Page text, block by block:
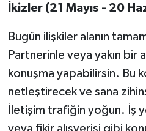
İkizler (21 Mayıs - 20
Bugün ilişkiler alanın
Partnerinle veya yakın bir
konuşma yapabilirsin. Bu
netleştirecek ve sana
İletişim trafiğin yoğun. İş
veya fikir alışverişi gibi